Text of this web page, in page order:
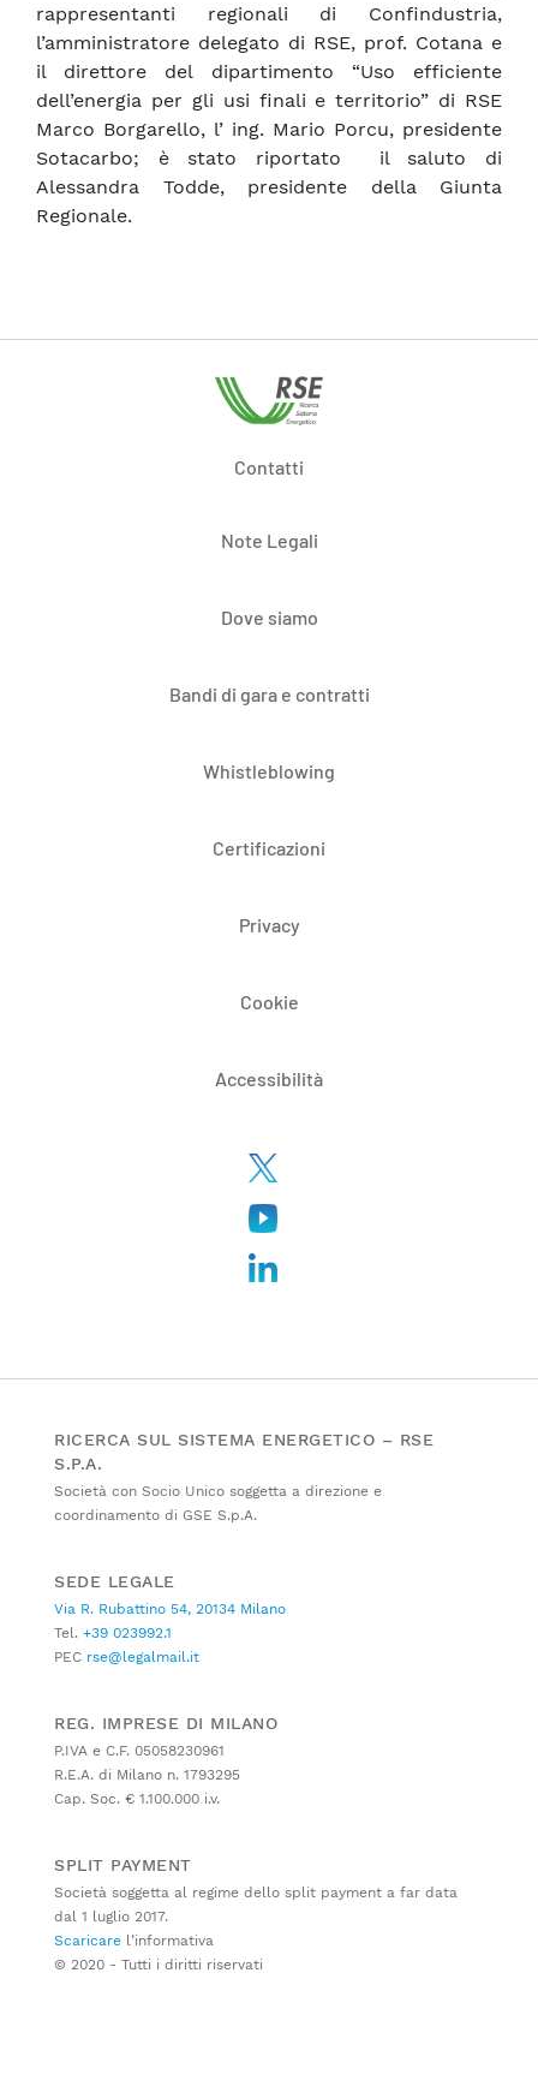
rappresentanti regionali di Confindustria,
l’amministratore delegato di RSE, prof. Cotana e
il direttore del dipartimento “Uso efficiente
dell’energia per gli usi finali e territorio” di RSE
Marco Borgarello, l’ ing. Mario Porcu, presidente
Sotacarbo; è stato riportato il saluto di
Alessandra Todde, presidente della Giunta
Regionale.
Contatti
Note Legali
Dove siamo
Bandi di gara e contratti
Whistleblowing
Certificazioni
Privacy
Cookie
Accessibilità
RICERCA SUL SISTEMA ENERGETICO – RSE
S.P.A.
Società con Socio Unico soggetta a direzione e
coordinamento di GSE S.p.A.
SEDE LEGALE
Via R. Rubattino 54, 20134 Milano
Tel. +39 023992.1
PEC rse@legalmail.it
REG. IMPRESE DI MILANO
P.IVA e C.F. 05058230961
R.E.A. di Milano n. 1793295
Cap. Soc. € 1.100.000 i.v.
SPLIT PAYMENT
Società soggetta al regime dello split payment a far data
dal 1 luglio 2017.
Scaricare l’informativa
© 2020 - Tutti i diritti riservati